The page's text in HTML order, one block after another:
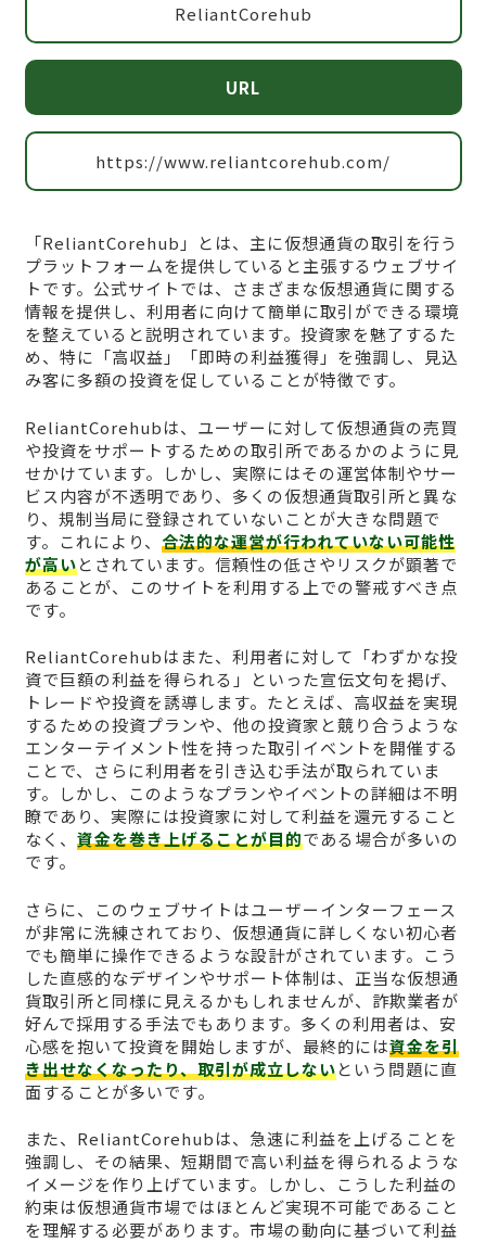
ReliantCorehub
URL
https://www.reliantcorehub.com/
「ReliantCorehub」とは、主に仮想通貨の取引を行う
プラットフォームを提供していると主張するウェブサイ
トです。公式サイトでは、さまざまな仮想通貨に関する
情報を提供し、利用者に向けて簡単に取引ができる環境
を整えていると説明されています。投資家を魅了するた
め、特に「高収益」「即時の利益獲得」を強調し、見込
み客に多額の投資を促していることが特徴です。
ReliantCorehubは、ユーザーに対して仮想通貨の売買
や投資をサポートするための取引所であるかのように見
せかけています。しかし、実際にはその運営体制やサー
ビス内容が不透明であり、多くの仮想通貨取引所と異な
り、規制当局に登録されていないことが大きな問題で
す。これにより、 合法的な運営が行われていない可能性
が高いとされています。信頼性の低さやリスクが顕著で
あることが、このサイトを利用する上での警戒すべき点
です。
ReliantCorehubはまた、利用者に対して「わずかな投
資で巨額の利益を得られる」といった宣伝文句を掲げ、
トレードや投資を誘導します。たとえば、高収益を実現
するための投資プランや、他の投資家と競り合うような
エンターテイメント性を持った取引イベントを開催する
ことで、さらに利用者を引き込む手法が取られていま
す。しかし、このようなプランやイベントの詳細は不明
瞭であり、実際には投資家に対して利益を還元すること
なく、 資金を巻き上げることが目的である場合が多いの
です。
さらに、このウェブサイトはユーザーインターフェース
が非常に洗練されており、仮想通貨に詳しくない初心者
でも簡単に操作できるような設計がされています。こう
した直感的なデザインやサポート体制は、正当な仮想通
貨取引所と同様に見えるかもしれませんが、詐欺業者が
好んで採用する手法でもあります。多くの利用者は、安
心感を抱いて投資を開始しますが、最終的には資金を引
き出せなくなったり、取引が成立しないという問題に直
面することが多いです。
また、ReliantCorehubは、急速に利益を上げることを
強調し、その結果、短期間で高い利益を得られるような
イメージを作り上げています。しかし、こうした利益の
約束は仮想通貨市場ではほとんど実現不可能であること
を理解する必要があります。市場の動向に基づいて利益